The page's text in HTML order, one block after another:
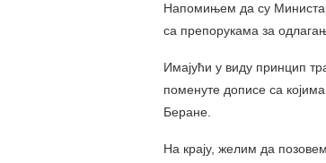
Напомињем да су
са препорукама за
Имајући у виду принцип
поменуте дописе са
Беране.
На крају, желим да